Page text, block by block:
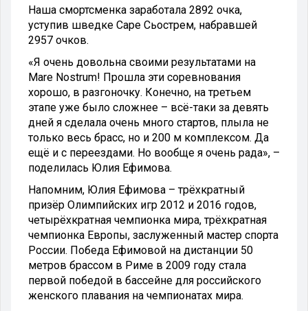
Наша смортсменка заработала 2892 очка,
уступив шведке Саре Сьострем, набравшей
2957 очков.
«Я очень довольна своими результатами на
Mare Nostrum! Прошла эти соревнования
хорошо, в разгоночку. Конечно, на третьем
этапе уже было сложнее – всё-таки за девять
дней я сделала очень много стартов, плыла не
только весь брасс, но и 200 м комплексом. Да
ещё и с переездами. Но вообще я очень рада», –
поделилась Юлия Ефимова.
Напомним, Юлия Ефимова – трёхкратный
призёр Олимпийских игр 2012 и 2016 годов,
четырёхкратная чемпионка мира, трёхкратная
чемпионка Европы, заслуженный мастер спорта
России. Победа Ефимовой на дистанции 50
метров брассом в Риме в 2009 году стала
первой победой в бассейне для российского
женского плавания на чемпионатах мира.